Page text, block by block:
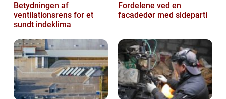
Betydningen af
ventilationsrens for et
sundt indeklima
Fordelene ved en
facadedør med sideparti